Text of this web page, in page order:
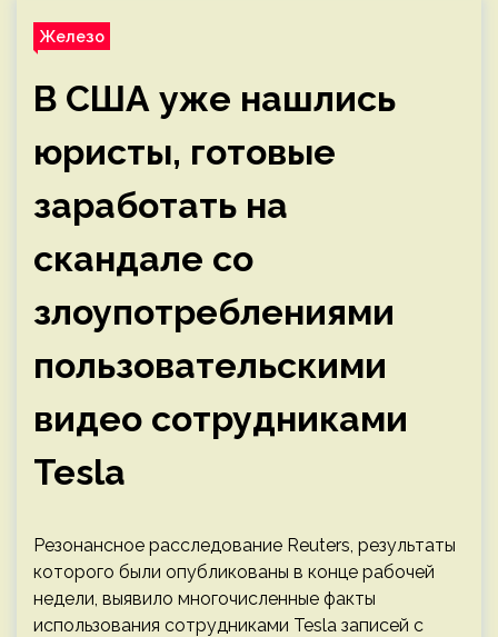
Железо
В США уже нашлись
юристы, готовые
заработать на
скандале со
злоупотреблениями
пользовательскими
видео сотрудниками
Tesla
Резонансное расследование Reuters, результаты
которого были опубликованы в конце рабочей
недели, выявило многочисленные факты
использования сотрудниками Tesla записей с